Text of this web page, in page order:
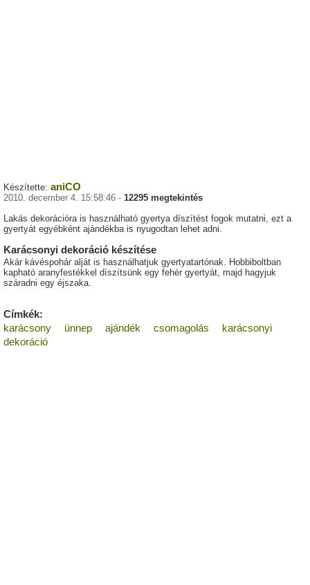
Készítette: aniCO
2010. december 4. 15:58:46 - 12295 megtekintés
Lakás dekorációra is használható gyertya díszítést fogok mutatni, ezt a
gyertyát egyébként ajándékba is nyugodtan lehet adni.
Karácsonyi dekoráció készítése
Akár kávéspohár alját is használhatjuk gyertyatartónak. Hobbiboltban
kapható aranyfestékkel díszítsünk egy fehér gyertyát, majd hagyjuk
száradni egy éjszaka.
Címkék:
karácsony
ünnep ajándék csomagolás
karácsonyi
dekoráció